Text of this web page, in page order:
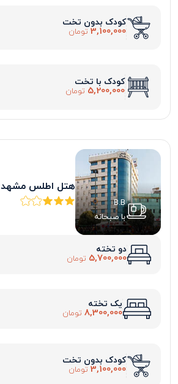
کودک بدون تخت
3,100,000 تومان
کودک با تخت
5,200,000 تومان
B.B
با صبحانه
هتل اطلس مشهد
دو تخته
5,700,000 تومان
یک تخته
8,300,000 تومان
کودک بدون تخت
3,100,000 تومان